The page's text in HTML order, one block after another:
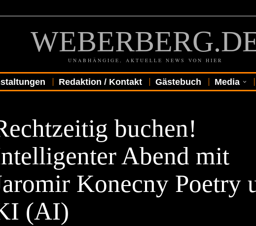
UNABHÄNGIGE, AKTUELLE NEWS VON HIER
Redaktion / Kontakt Gästebuch Media
buchen!
Abend mit
Konecny Poetry
(AI)